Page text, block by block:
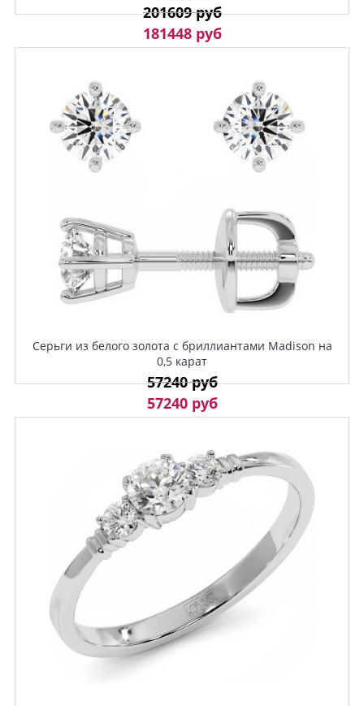
201609 руб
181448 руб
Серьги из белого золота с бриллиантами Madison на
0,5 карат
57240 руб
57240 руб